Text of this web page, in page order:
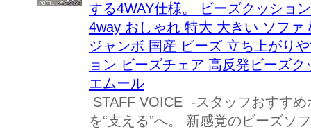
する4WAY仕様。 ビーズクッショ
4way おしゃれ 特大 大きい ソフ
ジャンボ 国産 ビーズ 立ち上がり
ョン ビーズチェア 高反発ビーズ
エムール
STAFF VOICE -スタッフおすすめ
を“支える”へ。 新感覚のビーズソ